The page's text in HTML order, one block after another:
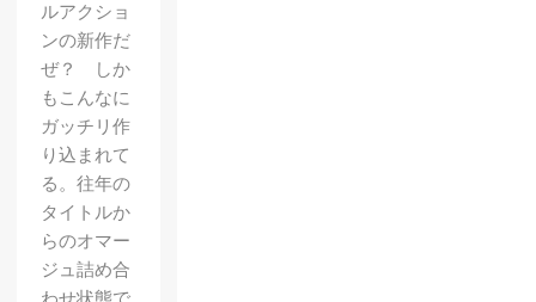
ルアクショ
ンの新作だ
ぜ？ しか
もこんなに
ガッチリ作
り込まれて
る。往年の
タイトルか
らのオマー
ジュ詰め合